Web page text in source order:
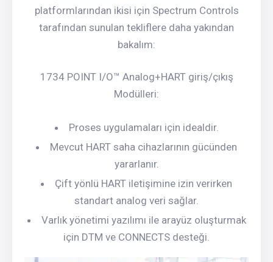
platformlarından ikisi için Spectrum Controls
tarafından sunulan tekliflere daha yakından
bakalım:
1734 POINT I/O™ Analog+HART giriş/çıkış
Modülleri:
Proses uygulamaları için idealdir.
Mevcut HART saha cihazlarının gücünden
yararlanır.
Çift yönlü HART iletişimine izin verirken
standart analog veri sağlar.
Varlık yönetimi yazılımı ile arayüz oluşturmak
için DTM ve CONNECTS desteği.